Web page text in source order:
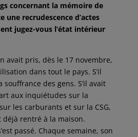
concernant la mémoire de
une recrudescence d’actes
jugez-vous l’état intérieur
avait pris, dès le 17 novembre,
dans tout le pays. S’il
souffrance des gens. S’il avait
aux inquiétudes sur la
les carburants et sur la CSG,
rentré à la maison.
passé. Chaque semaine, son